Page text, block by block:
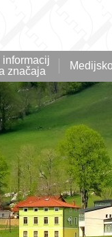
informacij
značaja